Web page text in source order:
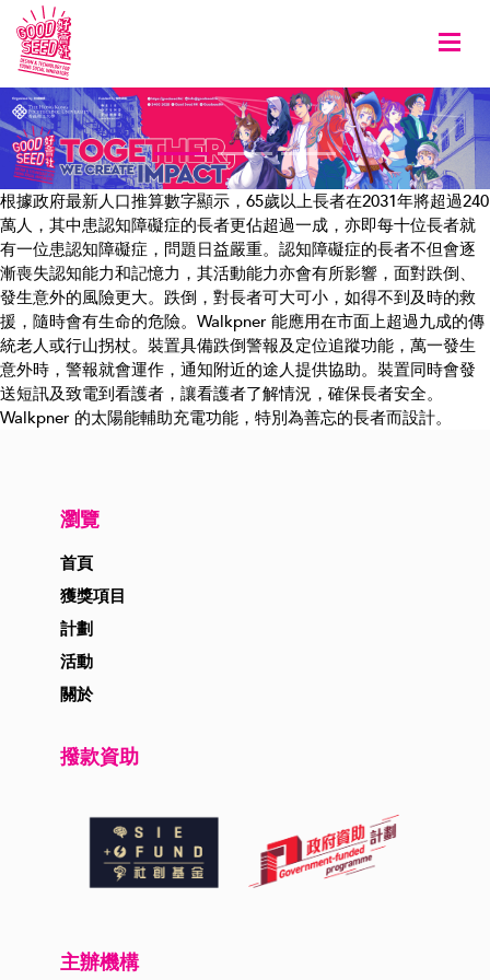
根據政府最新人口推算數字顯示，65歲以上長者在2031年將超過240
萬人，其中患認知障礙症的長者更佔超過一成，亦即每十位長者就
有一位患認知障礙症，問題日益嚴重。認知障礙症的長者不但會逐
漸喪失認知能力和記憶力，其活動能力亦會有所影響，面對跌倒、
發生意外的風險更大。跌倒，對長者可大可小，如得不到及時的救
援，隨時會有生命的危險。Walkpner 能應用在市面上超過九成的傳
統老人或行山拐杖。裝置具備跌倒警報及定位追蹤功能，萬一發生
意外時，警報就會運作，通知附近的途人提供協助。裝置同時會發
送短訊及致電到看護者，讓看護者了解情況，確保長者安全。
Walkpner 的太陽能輔助充電功能，特別為善忘的長者而設計。
瀏覽
首頁
獲獎項目
計劃
活動
關於
撥款資助
主辦機構